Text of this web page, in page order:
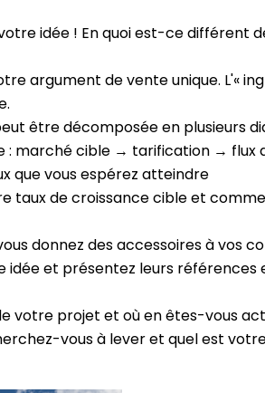
idée ! En quoi est-ce différent
argument de vente unique. L'«
être décomposée en plusieurs
: marché cible → tarification → flux
que vous espérez atteindre
taux de croissance cible et
donnez des accessoires à vos
idée et présentez leurs références
votre projet et où en êtes-vous
vous à lever et quel est